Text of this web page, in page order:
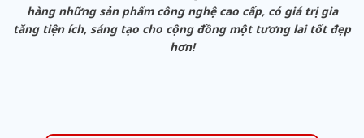
hàng những sản phẩm công nghệ cao cấp, có giá trị gia
tăng tiện ích, sáng tạo cho cộng đồng một tương lai tốt đẹp
hơn!